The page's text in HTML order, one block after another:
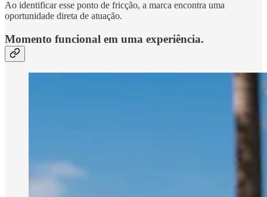
Ao identificar esse ponto de fricção, a marca encontra uma
oportunidade direta de atuação.
Momento funcional em uma experiência.